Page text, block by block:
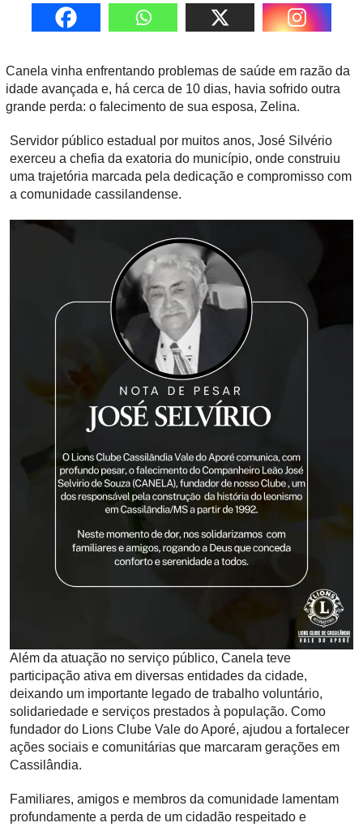
Canela vinha enfrentando problemas de saúde em razão da
idade avançada e, há cerca de 10 dias, havia sofrido outra
grande perda: o falecimento de sua esposa, Zelina.
Servidor público estadual por muitos anos, José Silvério
exerceu a chefia da exatoria do município, onde construiu
uma trajetória marcada pela dedicação e compromisso com
a comunidade cassilandense.
Além da atuação no serviço público, Canela teve
participação ativa em diversas entidades da cidade,
deixando um importante legado de trabalho voluntário,
solidariedade e serviços prestados à população. Como
fundador do Lions Clube Vale do Aporé, ajudou a fortalecer
ações sociais e comunitárias que marcaram gerações em
Cassilândia.
Familiares, amigos e membros da comunidade lamentam
profundamente a perda de um cidadão respeitado e